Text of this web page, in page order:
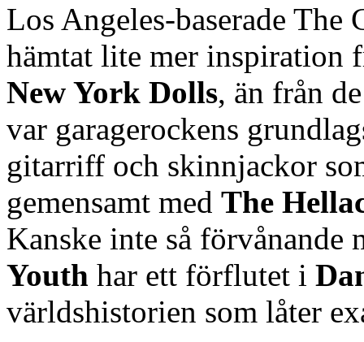
Los Angeles-baserade The
hämtat lite mer inspiration
New York Dolls, än från
var garagerockens
gitarriff och skinnjackor
gemensamt med The
Kanske inte så förvånande
Youth har ett förflutet i
världshistorien som låter